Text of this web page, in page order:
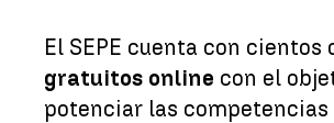
El SEPE cuenta con cientos
gratuitos online con el
potenciar las competencias